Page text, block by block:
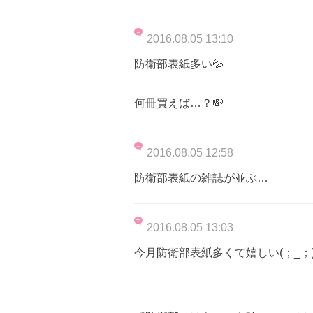
2016.08.05 13:10
防衛部表紙多い💦
何冊買えば…？💸
2016.08.05 12:58
防衛部表紙の雑誌が並ぶ…
2016.08.05 13:03
今月防衛部表紙多くて嬉しい(；_